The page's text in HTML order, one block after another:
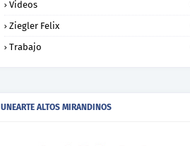
Videos
Ziegler Felix
Trabajo
UNEARTE ALTOS MIRANDINOS